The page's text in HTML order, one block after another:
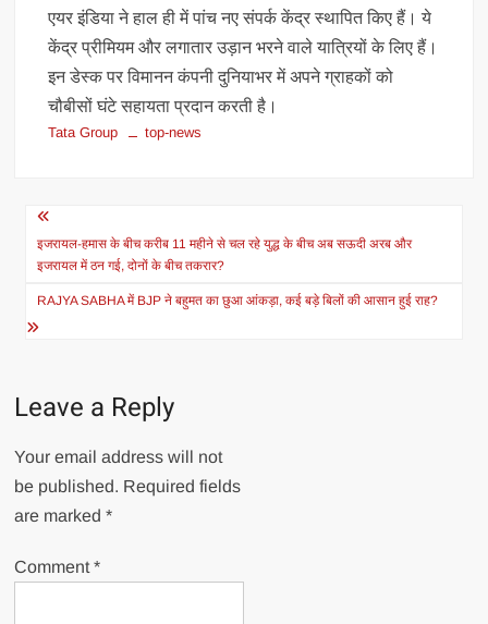
एयर इंडिया ने हाल ही में पांच नए संपर्क केंद्र स्थापित किए हैं। ये
केंद्र प्रीमियम और लगातार उड़ान भरने वाले यात्रियों के लिए हैं।
इन डेस्क पर विमानन कंपनी दुनियाभर में अपने ग्राहकों को
चौबीसों घंटे सहायता प्रदान करती है।
Tata Group top-news
Post
navigation
इजरायल-हमास के बीच करीब 11 महीने से चल रहे युद्ध के बीच अब सऊदी अरब और
इजरायल में ठन गई, दोनों के बीच तकरार?
RAJYA SABHA में BJP ने बहुमत का छुआ आंकड़ा, कई बड़े बिलों की आसान हुई राह?
Leave a Reply
Your email address will not
be published. Required fields
are marked*
Comment*